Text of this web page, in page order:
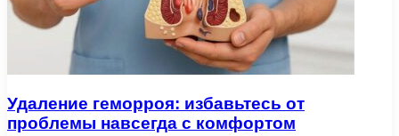
Удаление геморроя: избавьтесь от
проблемы навсегда с комфортом